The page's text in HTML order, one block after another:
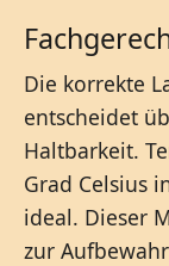
Die korrekte
entscheidet
Haltbarkeit.
Grad Celsius
ideal. Dieser
zur